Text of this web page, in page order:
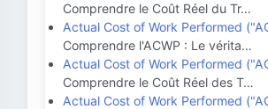
Comprendre le Coût Réel du Tr…
Actual Cost of Work Performed
Comprendre l'ACWP : Le vérita…
Actual Cost of Work Performed
Comprendre le Coût Réel des T…
Actual Cost of Work Performed